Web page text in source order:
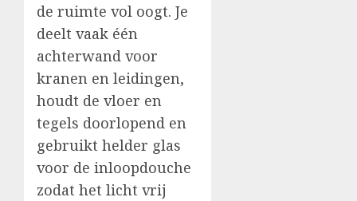
de ruimte vol oogt. Je
deelt vaak één
achterwand voor
kranen en leidingen,
houdt de vloer en
tegels doorlopend en
gebruikt helder glas
voor de inloopdouche
zodat het licht vrij